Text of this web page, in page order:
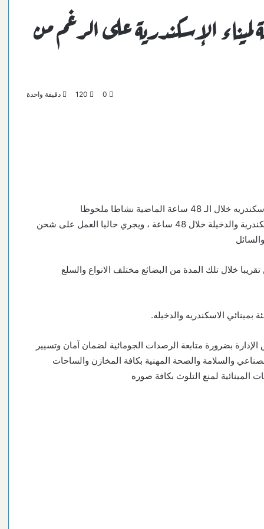
لميناء الإسكندرية على الرغم من
0
120 دقيقة واحدة
الماضية نشاطا ملحوظا
حيث تم دخول وخروج عدد 55 سفينه الى ارصفه مينائي الأسكندرية والدخيلة خلال 48 ساعة ، ويجري حاليا العمل على شحن
تداول البضائع حيث تم تداول 129 ألف طن تقريبا خلال تلك المدة من البضائع مختلف الانواع والسلع
بضرورة متابعة الرصدات الجومائية لضمان آمان وتسيير
الصناعي والسلامة والصحة المهنية بكافة المخازن والساحات
المينائية لمنع التلوث بكافة صوره